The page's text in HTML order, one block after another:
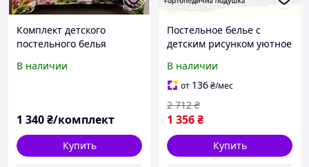
Комплект детского
постельного белья
ткань
В наличии
1 340₴/комплект
Купить
Постельное белье с
детским рисунком уютное
Красивое качественное
постельное белье
В наличии
от 136₴/мес
1 356₴
2 712 ₴
Купить